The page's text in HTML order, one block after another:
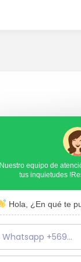
Nuestro equipo de
tus inquietudes
Hola, ¿En qué te